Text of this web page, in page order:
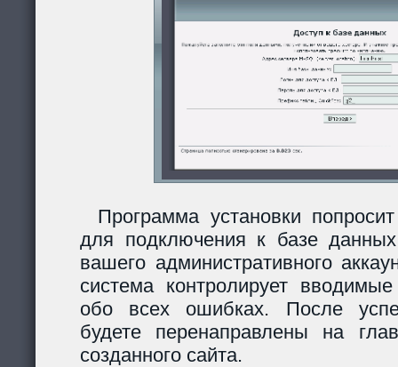
Программа установки
для подключения к базе
вашего административного
система контролирует
обо всех ошибках. После
будете перенаправлены на
созданного сайта.